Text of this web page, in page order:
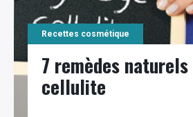
Recettes cosmétique
7 remèdes
cellulite